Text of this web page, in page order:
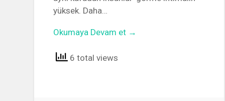
yüksek. Daha…
Okumaya Devam et →
6 total views